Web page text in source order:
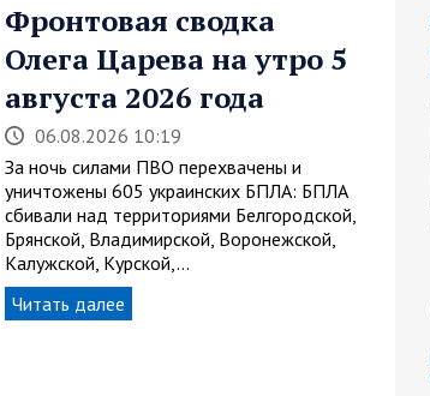
Фронтовая сводка
Олега Царева на утро 5
августа 2026 года
06.08.2026 10:19
За ночь силами ПВО перехвачены и
уничтожены 605 украинских БПЛА: БПЛА
сбивали над территориями Белгородской,
Брянской, Владимирской, Воронежской,
Калужской, Курской,…
Читать далее